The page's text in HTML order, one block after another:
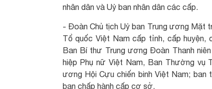
nhân dân và Uỷ ban nhân dân các cấp.
- Đoàn Chủ tịch Uỷ ban Trung ương Mặt
Tổ quốc Việt Nam cấp tỉnh, cấp huyện,
Ban Bí thư Trung ương Đoàn Thanh
hiệp Phụ nữ Việt Nam, Ban Thường vụ
ương Hội Cựu chiến binh Việt Nam;
ban chấp hành cấp cơ sở.